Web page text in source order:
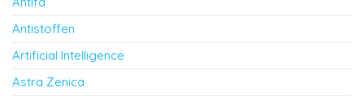
Antistoffen
Artificial Intelligence
Astra Zenica